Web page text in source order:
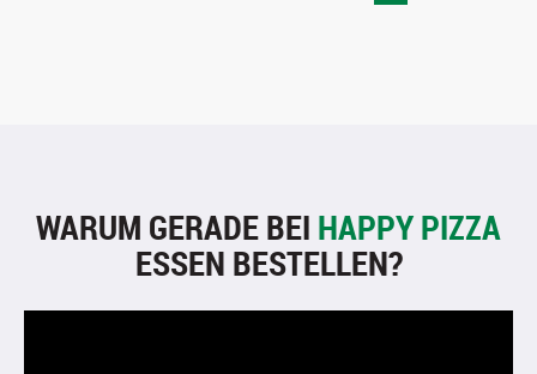
WARUM GERADE BEI HAPPY PIZZA
ESSEN BESTELLEN?